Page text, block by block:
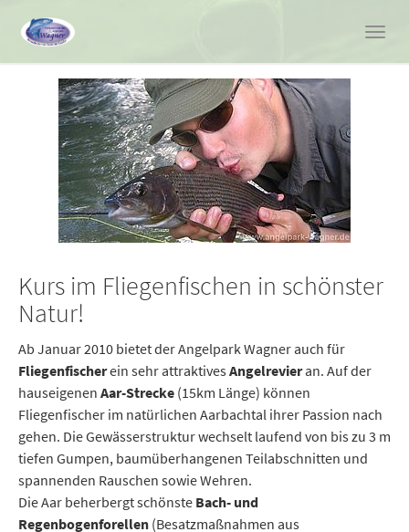
Kurs im Fliegenfischen in schönster
Natur!
Ab Januar 2010 bietet der Angelpark Wagner auch für
Fliegenfischerein sehr attraktivesAngelrevieran. Auf der
hauseigenen Aar-Strecke (15km Länge) können
Fliegenfischer im natürlichen Aarbachtal ihrer Passion nach
gehen. Die Gewässerstruktur wechselt laufend von bis zu 3 m
tiefen Gumpen, baumüberhangenen Teilabschnitten und
spannenden Rauschen sowie Wehren.
Die Aar beherbergt schönste Bach- und
Regenbogenforellen (Besatzmaßnahmen aus